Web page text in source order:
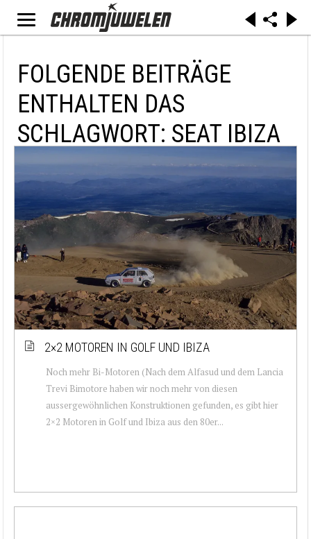
FOLGENDE BEITRÄGE
ENTHALTEN DAS
SCHLAGWORT: SEAT IBIZA
2×2 MOTOREN IN GOLF UND IBIZA
Noch mehr Bi-Motoren (Nach dem Alfasud und dem Lancia
Trevi Bimotore haben wir noch mehr von diesen
aussergewöhnlichen Konstruktionen gefunden, es gibt hier
2×2 Motoren in Golf und Ibiza aus den 80er...